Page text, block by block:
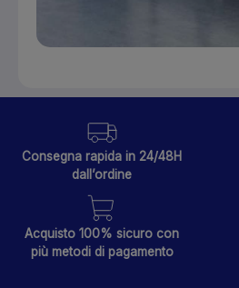
Consegna rapida in 24/48H
dall’ordine
Acquisto 100% sicuro con
più metodi di pagamento